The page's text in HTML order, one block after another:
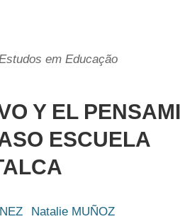
em Educação
Y EL
ESCUELA
Natalie MUÑOZ